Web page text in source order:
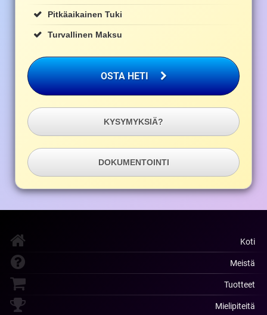
Pitkäaikainen Tuki
Turvallinen Maksu
OSTA HETI
KYSYMYKSIÄ?
DOKUMENTOINTI
Koti
Meistä
Tuotteet
Mielipiteitä